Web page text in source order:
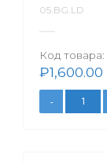
05.BG.LD
Код товара:
₽1,600.00